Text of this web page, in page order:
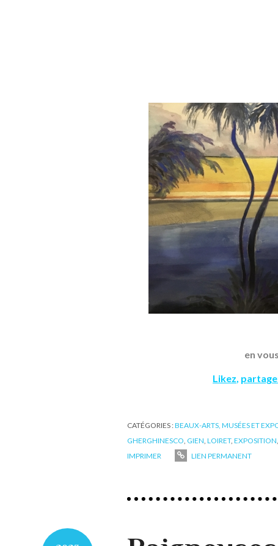
en
Likez,
CATÉGORIES :BEAUX-ARTS, MUSÉES ET
GHERGHINESCO, GIEN, LOIRET, EXPOSITION,
IMPRIMER
LIEN PERMANENT